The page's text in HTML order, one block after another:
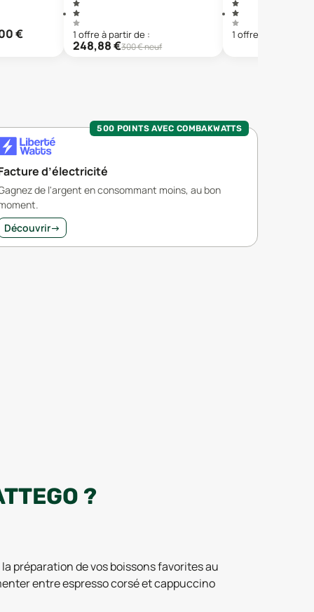
€ 1 offre à partir de :
248,88€300€ neuf
1 offre
500 POINTS AVEC COMBAKWATTS
d’électricité
de l'argent en consommant moins, au bon
Découvrir→
?
préparation de vos boissons favorites au
entre espresso corsé et cappuccino